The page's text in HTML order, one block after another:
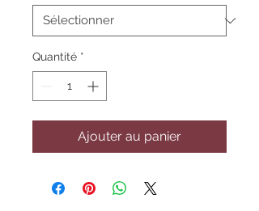
Quantité *
Ajouter au panier